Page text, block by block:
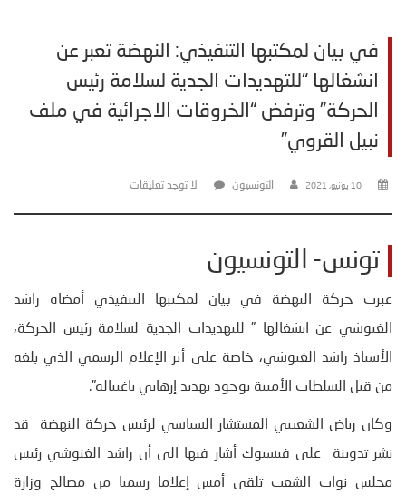
في بيان لمكتبها التنفيذي: النهضة تعبر عن
انشغالها “للتهديدات الجدية لسلامة رئيس
الحركة” وترفض “الخروقات الاجرائية في ملف
نبيل القروي”
10 يونيو، 2021 التونسيون لا توجد تعليقات
تونس- التونسيون
عبرت حركة النهضة في بيان لمكتبها التنفيذي أمضاه راشد
الغنوشي عن انشغالها ” للتهديدات الجدية لسلامة رئيس الحركة،
الأستاذ راشد الغنوشي، خاصة على أثر الإعلام الرسمي الذي بلغه
من قبل السلطات الأمنية بوجود تهديد إرهابي باغتياله”.
وكان رياض الشعيبي المستشار السياسي لرئيس حركة النهضة قد
نشر تدوينة على فيسبوك أشار فيها الى أن راشد الغنوشي رئيس
مجلس نواب الشعب تلقى أمس إعلاما رسميا من مصالح وزارة